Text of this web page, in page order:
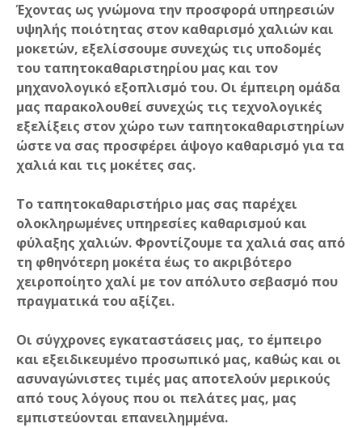
Έχοντας ως γνώμονα την προσφορά υπηρεσιών
υψηλής ποιότητας στον καθαρισμό χαλιών και
μοκετών, εξελίσσουμε συνεχώς τις υποδομές
του ταπητοκαθαριστηρίου μας και τον
μηχανολογικό εξοπλισμό του. Οι έμπειρη ομάδα
μας παρακολουθεί συνεχώς τις τεχνολογικές
εξελίξεις στον χώρο των ταπητοκαθαριστηρίων
ώστε να σας προσφέρει άψογο καθαρισμό για τα
χαλιά και τις μοκέτες σας.
Το ταπητοκαθαριστήριο μας σας παρέχει
ολοκληρωμένες υπηρεσίες καθαρισμού και
φύλαξης χαλιών. Φροντίζουμε τα χαλιά σας από
τη φθηνότερη μοκέτα έως το ακριβότερο
χειροποίητο χαλί με τον απόλυτο σεβασμό που
πραγματικά του αξίζει.
Οι σύγχρονες εγκαταστάσεις μας, το έμπειρο
και εξειδικευμένο προσωπικό μας, καθώς και οι
ασυναγώνιστες τιμές μας αποτελούν μερικούς
από τους λόγους που οι πελάτες μας, μας
εμπιστεύονται επανειλημμένα.